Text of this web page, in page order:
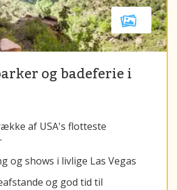
og badeferie i
af USA's flotteste
og shows i livlige Las Vegas
og god tid til